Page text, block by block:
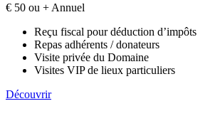
€ 50 ou + Annuel
Reçu fiscal pour déduction d’impôts
Repas adhérents / donateurs
Visite privée du Domaine
Visites VIP de lieux particuliers
Découvrir